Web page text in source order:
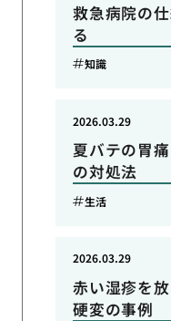
救急病院の
る
知識
夏バテの胃
の対処法
2026.03.29
生活
赤い湿疹を
硬変の事例
2026.03.29